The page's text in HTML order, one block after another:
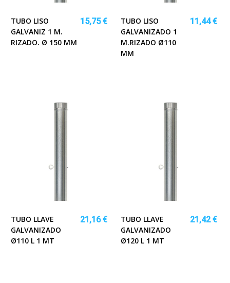
TUBO LISO
GALVANIZ 1 M.
RIZADO. Ø 150 MM
15,75 €
TUBO LISO
GALVANIZADO 1
M.RIZADO Ø110
MM
11,44 €
TUBO LLAVE
GALVANIZADO
Ø110 L 1 MT
21,16 €
TUBO LLAVE
GALVANIZADO
Ø120 L 1 MT
21,42 €